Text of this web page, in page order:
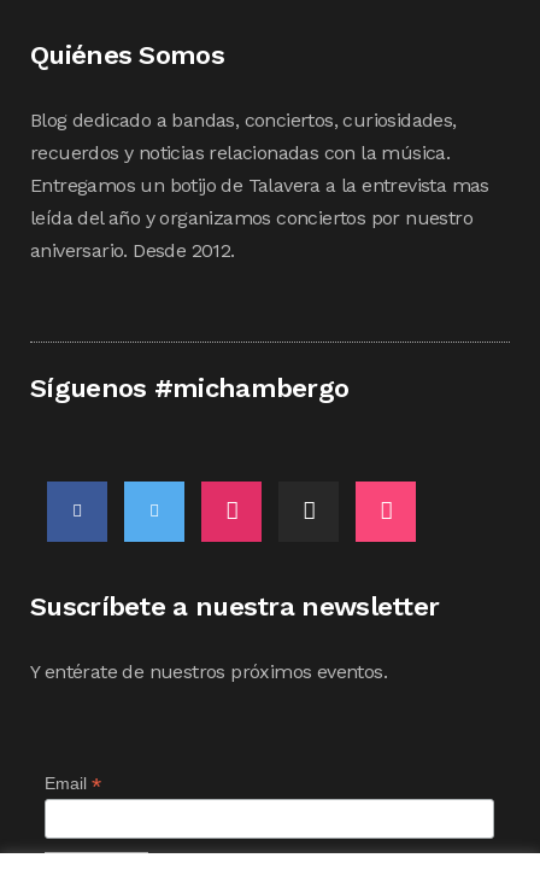
Quiénes Somos
Blog dedicado a bandas, conciertos, curiosidades,
recuerdos y noticias relacionadas con la música.
Entregamos un botijo de Talavera a la entrevista mas
leída del año y organizamos conciertos por nuestro
aniversario. Desde 2012.
Síguenos #michambergo
Suscríbete a nuestra newsletter
Y entérate de nuestros próximos eventos.
Email *